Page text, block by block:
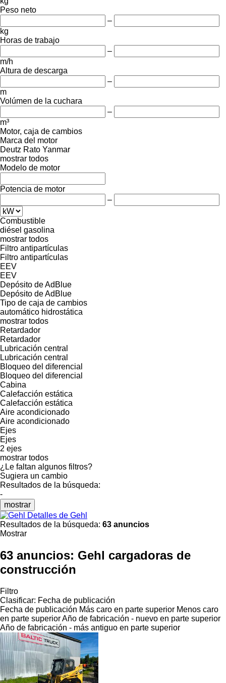
Peso neto
–
kg
Horas de trabajo
–
m/h
Altura de descarga
–
m
Volúmen de la cuchara
–
m³
Motor, caja de cambios
Marca del motor
Deutz Rato Yanmar
mostrar todos
Modelo de motor
Potencia de motor
–
Combustible
diésel gasolina
mostrar todos
Filtro antipartículas
Filtro antipartículas
EEV
EEV
Depósito de AdBlue
Depósito de AdBlue
Tipo de caja de cambios
automático hidrostática
mostrar todos
Retardador
Retardador
Lubricación central
Lubricación central
Bloqueo del diferencial
Bloqueo del diferencial
Cabina
Calefacción estática
Calefacción estática
Aire acondicionado
Aire acondicionado
Ejes
Ejes
2 ejes
mostrar todos
¿Le faltan algunos filtros?
Sugiera un cambio
Resultados de la búsqueda:
-
mostrar
Detalles de Gehl
Resultados de la búsqueda: 63 anuncios
Mostrar
63 anuncios: Gehl cargadoras de
construcción
Filtro
Clasificar: Fecha de publicación
Fecha de publicación Más caro en parte superior Menos caro
en parte superiorAño de fabricación - nuevo en parte superior
Año de fabricación - más antiguo en parte superior